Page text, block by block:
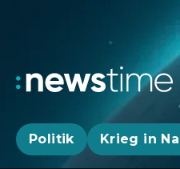
Politik Krieg in